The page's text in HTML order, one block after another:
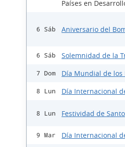
Países en
6 Sáb Aniversario del
6 Sáb Solemnidad de la
7 Dom Día Mundial de los
8 Lun Día Internacional
8 Lun Festividad de
9 Mar Día Internacional